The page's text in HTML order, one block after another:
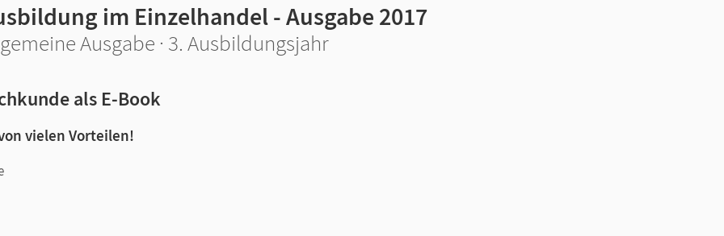
im Einzelhandel - Ausgabe 2017
Ausgabe · 3. Ausbildungsjahr
als E-Book
vielen Vorteilen!